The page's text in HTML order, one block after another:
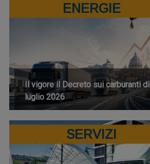
ENERGIE
Il vigore il Decreto sui carburanti di
luglio 2026
SERVIZI